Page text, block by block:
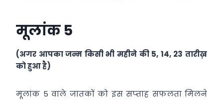
मूलांक 5
(अगर आपका जन्म किसी भी महीने की 5, 14, 23 तारीख़
को हुआ है)
मूलांक 5 वाले जातकों को इस सप्‍ताह सफलता मिलने